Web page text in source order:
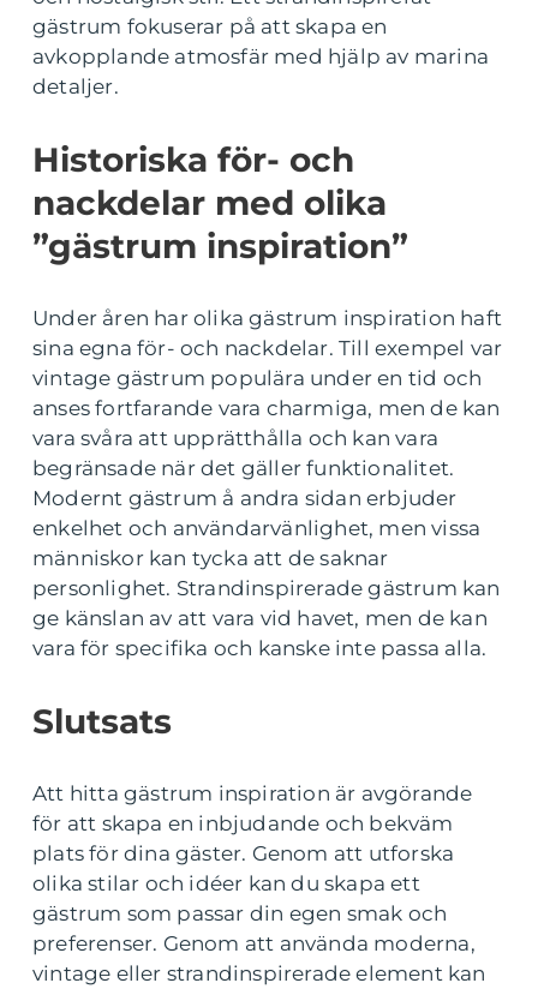
gästrum fokuserar på att skapa en
avkopplande atmosfär med hjälp av marina
detaljer.
Historiska för- och
nackdelar med olika
”gästrum inspiration”
Under åren har olika gästrum inspiration haft
sina egna för- och nackdelar. Till exempel var
vintage gästrum populära under en tid och
anses fortfarande vara charmiga, men de kan
vara svåra att upprätthålla och kan vara
begränsade när det gäller funktionalitet.
Modernt gästrum å andra sidan erbjuder
enkelhet och användarvänlighet, men vissa
människor kan tycka att de saknar
personlighet. Strandinspirerade gästrum kan
ge känslan av att vara vid havet, men de kan
vara för specifika och kanske inte passa alla.
Slutsats
Att hitta gästrum inspiration är avgörande
för att skapa en inbjudande och bekväm
plats för dina gäster. Genom att utforska
olika stilar och idéer kan du skapa ett
gästrum som passar din egen smak och
preferenser. Genom att använda moderna,
vintage eller strandinspirerade element kan